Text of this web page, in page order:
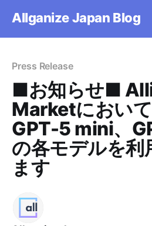
Allganize Japan Blog
Press Release
■お知らせ■
Marketにおいて
GPT-5 mini、
の各モデルを利
ます